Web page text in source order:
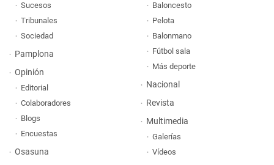
Sucesos
Tribunales
Sociedad
Pamplona
Opinión
Editorial
Colaboradores
Blogs
Encuestas
Osasuna
Baloncesto
Pelota
Balonmano
Fútbol sala
Más deporte
Nacional
Revista
Multimedia
Galerías
Vídeos